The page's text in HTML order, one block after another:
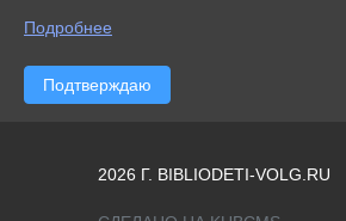
2026 Г. BIBLIODETI-VOLG.RU
Подробнее
Подтверждаю